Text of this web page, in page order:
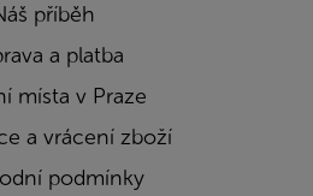
příběh
a platba
místa v Praze
a vrácení zboží
podmínky